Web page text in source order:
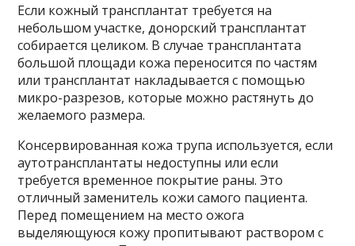
Если кожный трансплантат требуется на
небольшом участке, донорский трансплантат
собирается целиком. В случае трансплантата
большой площади кожа переносится по частям
или трансплантат накладывается с помощью
микро-разрезов, которые можно растянуть до
желаемого размера.
Консервированная кожа трупа используется, если
аутотрансплантаты недоступны или если
требуется временное покрытие раны. Это
отличный заменитель кожи самого пациента.
Перед помещением на место ожога
выделяющуюся кожу пропитывают раствором с